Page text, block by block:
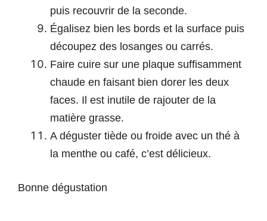
puis recouvrir de la seconde.
Égalisez bien les bords et la surface puis
découpez des losanges ou carrés.
Faire cuire sur une plaque suffisamment
chaude en faisant bien dorer les deux
faces. Il est inutile de rajouter de la
matière grasse.
A déguster tiède ou froide avec un thé à
la menthe ou café, c’est délicieux.
Bonne dégustation